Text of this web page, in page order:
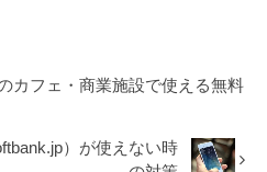
カフェ・商業施設で使える無料
）が使えない時